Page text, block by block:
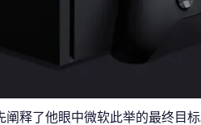
阐释了他眼中微软此举的最终目